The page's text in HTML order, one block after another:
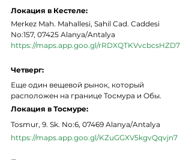
Локация в Кестеле:
Merkez Mah. Mahallesi, Sahil Cad. Caddesi
No:157, 07425 Alanya/Antalya
https://maps.app.goo.gl/rRDXQTKVvcbcsHZD7
Четверг:
Еще один вещевой рынок, который
расположен на границе Тосмура и Обы.
Локация в Тосмуре:
Tosmur, 9. Sk. No:6, 07469 Alanya/Antalya
https://maps.app.goo.gl/KZuGGXV5kgvQqvjn7